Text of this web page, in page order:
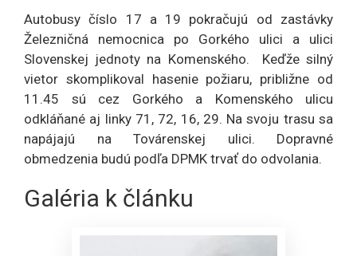
Autobusy číslo 17 a 19 pokračujú od zastávky
Železničná nemocnica po Gorkého ulici a ulici
Slovenskej jednoty na Komenského. Keďže silný
vietor skomplikoval hasenie požiaru, približne od
11.45 sú cez Gorkého a Komenského ulicu
odkláňané aj linky 71, 72, 16, 29. Na svoju trasu sa
napájajú na Továrenskej ulici. Dopravné
obmedzenia budú podľa DPMK trvať do odvolania.
Galéria k článku